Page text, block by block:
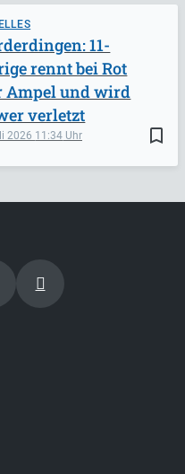
bookmark_border
2026 11:34
11-
rennt bei Rot
Ampel und wird
verletzt